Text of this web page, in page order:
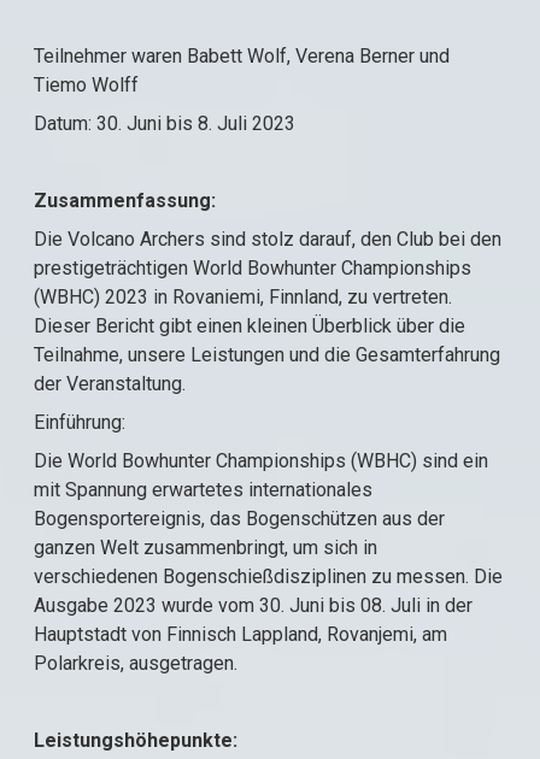
Teilnehmer waren Babett Wolf, Verena Berner und
Tiemo Wolff
Datum: 30. Juni bis 8. Juli 2023
Zusammenfassung:
Die Volcano Archers sind stolz darauf, den Club bei den
prestigeträchtigen World Bowhunter Championships
(WBHC) 2023 in Rovaniemi, Finnland, zu vertreten.
Dieser Bericht gibt einen kleinen Überblick über die
Teilnahme, unsere Leistungen und die Gesamterfahrung
der Veranstaltung.
Einführung:
Die World Bowhunter Championships (WBHC) sind ein
mit Spannung erwartetes internationales
Bogensportereignis, das Bogenschützen aus der
ganzen Welt zusammenbringt, um sich in
verschiedenen Bogenschießdisziplinen zu messen. Die
Ausgabe 2023 wurde vom 30. Juni bis 08. Juli in der
Hauptstadt von Finnisch Lappland, Rovanjemi, am
Polarkreis, ausgetragen.
Leistungshöhepunkte: